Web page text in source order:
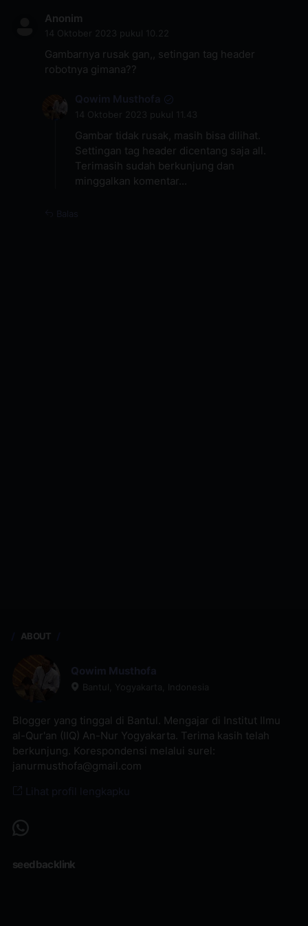
Anonim
14 Oktober 2023 pukul 10.22
Gambarnya rusak gan,, setingan tag header
robotnya gimana??
Qowim Musthofa
14 Oktober 2023 pukul 11.43
Gambar tidak rusak, masih bisa dilihat.
Settingan tag header dicentang saja all.
Terimasih sudah berkunjung dan
minggalkan komentar...
Balas
ABOUT
Qowim Musthofa
Bantul, Yogyakarta, Indonesia
Blogger yang tinggal di Bantul. Mengajar di Institut Ilmu
al-Qur'an (IIQ) An-Nur Yogyakarta. Terima kasih telah
berkunjung. Korespondensi melalui surel:
janurmusthofa@gmail.com
Lihat profil lengkapku
seedbacklink